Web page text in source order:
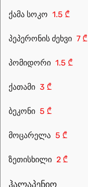
ქამა სოკო 1.5 ₾
პეპერონის ძეხვი 7 ₾
პომიდორი 1.5 ₾
ქათამი 3 ₾
ბეკონი 5 ₾
მოცარელა 5 ₾
ზეთისხილი 2 ₾
ჰალაპენიო